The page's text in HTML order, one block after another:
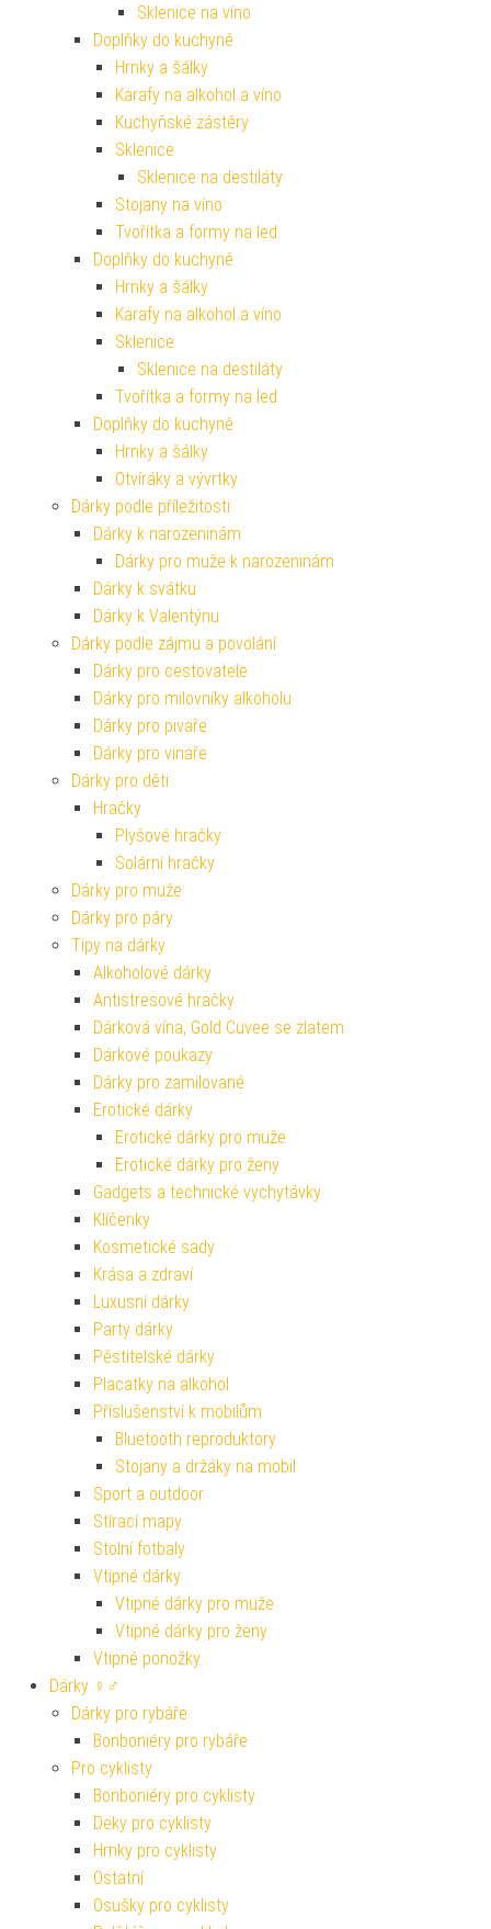
Sklenice na víno
Doplňky do kuchyně
Hrnky a šálky
Karafy na alkohol a víno
Kuchyňské zástěry
Sklenice
Sklenice na destiláty
Stojany na víno
Tvořítka a formy na led
Doplňky do kuchyně
Hrnky a šálky
Karafy na alkohol a víno
Sklenice
Sklenice na destiláty
Tvořítka a formy na led
Doplňky do kuchyně
Hrnky a šálky
Otvíráky a vývrtky
Dárky podle příležitosti
Dárky k narozeninám
Dárky pro muže k narozeninám
Dárky k svátku
Dárky k Valentýnu
Dárky podle zájmu a povolání
Dárky pro cestovatele
Dárky pro milovníky alkoholu
Dárky pro pivaře
Dárky pro vinaře
Dárky pro děti
Hračky
Plyšové hračky
Solární hračky
Dárky pro muže
Dárky pro páry
Tipy na dárky
Alkoholové dárky
Antistresové hračky
Dárková vína, Gold Cuvee se zlatem
Dárkové poukazy
Dárky pro zamilované
Erotické dárky
Erotické dárky pro muže
Erotické dárky pro ženy
Gadgets a technické vychytávky
Klíčenky
Kosmetické sady
Krása a zdraví
Luxusní dárky
Party dárky
Pěstitelské dárky
Placatky na alkohol
Příslušenství k mobilům
Bluetooth reproduktory
Stojany a držáky na mobil
Sport a outdoor
Stírací mapy
Stolní fotbaly
Vtipné dárky
Vtipné dárky pro muže
Vtipné dárky pro ženy
Vtipné ponožky
Dárky ♀♂
Dárky pro rybáře
Bonboniéry pro rybáře
Pro cyklisty
Bonboniéry pro cyklisty
Deky pro cyklisty
Hrnky pro cyklisty
Ostatní
Osušky pro cyklisty